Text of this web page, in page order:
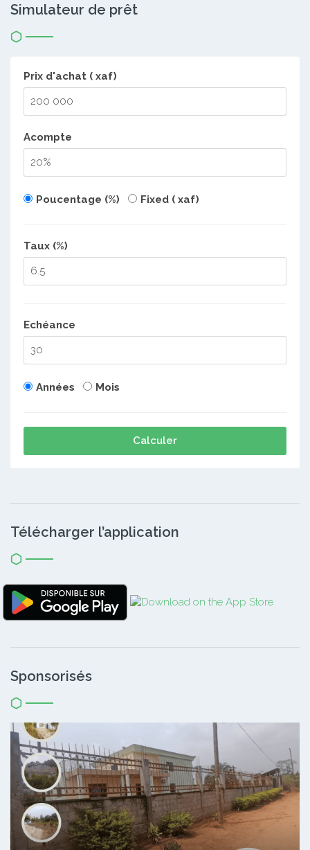
Simulateur de prêt
Prix d'achat ( xaf)
Acompte
Poucentage (%) Fixed ( xaf)
Taux (%)
Echéance
Années Mois
Calculer
Télécharger l’application
Sponsorisés